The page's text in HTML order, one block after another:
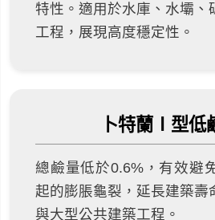
特性。適用於水庫、水壩、
工程，展現高度穩定性。
卜特蘭Ⅰ型低
總鹼量低於0.6%，有效避
起的膨脹龜裂，延長建築壽
與大型公共建築工程。